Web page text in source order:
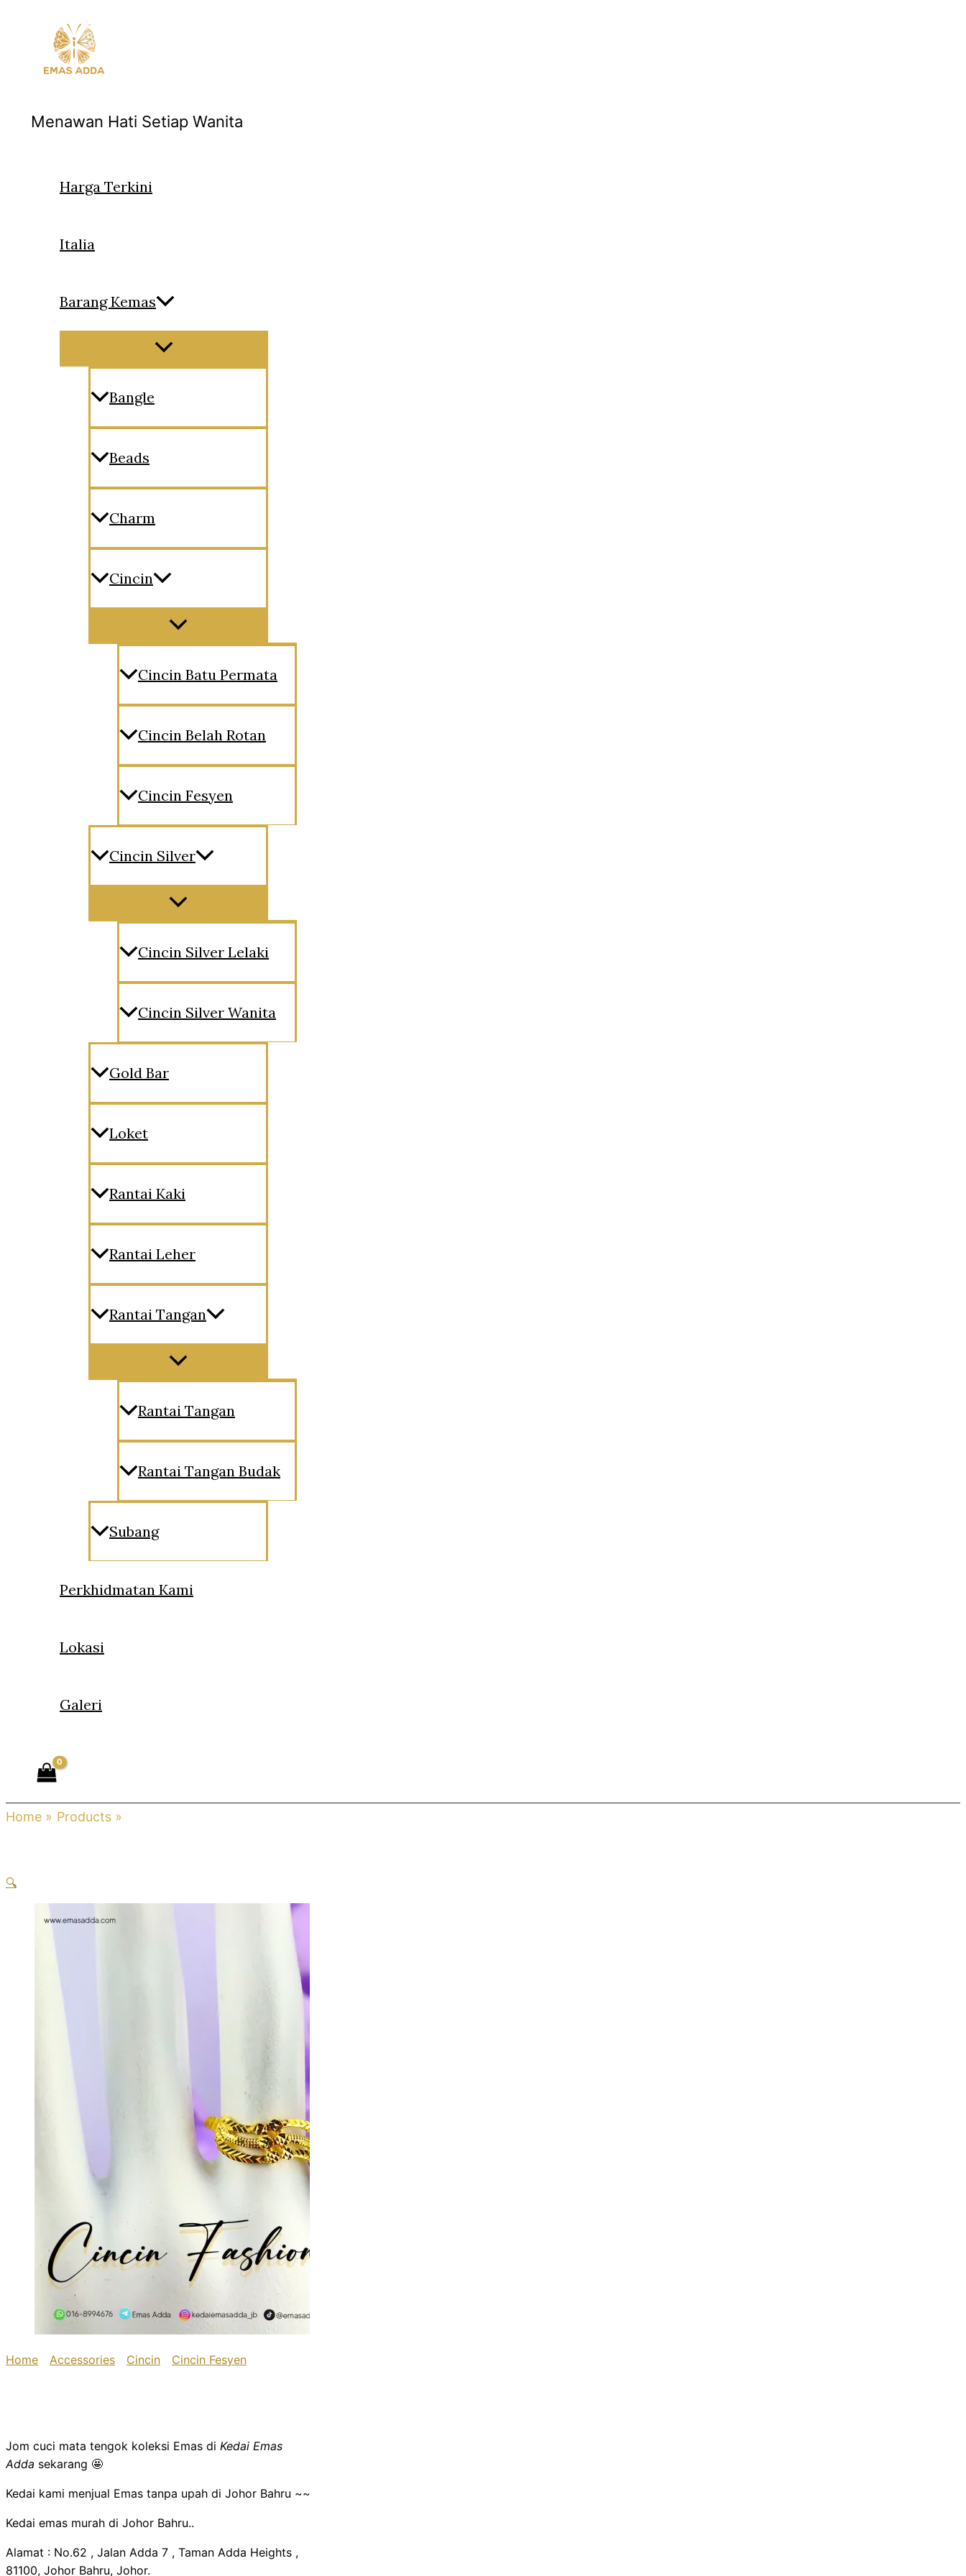
Menawan Hati Setiap Wanita
Harga Terkini
Italia
Barang Kemas
Menu
Bangle
Beads
Charm
Cincin
Menu
Cincin Batu Permata
Cincin Belah Rotan
Cincin Fesyen
Cincin Silver
Menu
Cincin Silver Lelaki
Cincin Silver Wanita
Gold Bar
Loket
Rantai Kaki
Rantai Leher
Rantai Tangan
Menu
Rantai Tangan
Rantai Tangan Budak
Subang
Perkhidmatan Kami
Lokasi
Galeri
Home Products
🔍
Home Accessories Cincin Cincin Fesyen
Jom cuci mata tengok koleksi Emas di Kedai Emas
Adda sekarang 🤩
Kedai kami menjual Emas tanpa upah di Johor Bahru ~~
Kedai emas murah di Johor Bahru..
Alamat : No.62 , Jalan Adda 7 , Taman Adda Heights ,
81100, Johor Bahru, Johor.